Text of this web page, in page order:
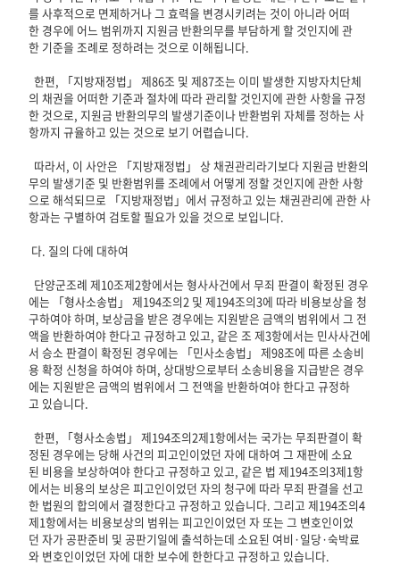
를 사후적으로 면제하거나 그 효력을 변경시키려는 것이 아니라 어떠
한 경우에 어느 범위까지 지원금 반환의무를 부담하게 할 것인지에 관
한 기준을 조례로 정하려는 것으로 이해됩니다.
한편, 「지방재정법」 제86조 및 제87조는 이미 발생한 지방자치단체
의 채권을 어떠한 기준과 절차에 따라 관리할 것인지에 관한 사항을 규정
한 것으로, 지원금 반환의무의 발생기준이나 반환범위 자체를 정하는 사
항까지 규율하고 있는 것으로 보기 어렵습니다.
따라서, 이 사안은 「지방재정법」 상 채권관리라기보다 지원금 반환의
무의 발생기준 및 반환범위를 조례에서 어떻게 정할 것인지에 관한 사항
으로 해석되므로 「지방재정법」에서 규정하고 있는 채권관리에 관한 사
항과는 구별하여 검토할 필요가 있을 것으로 보입니다.
다. 질의 다에 대하여
단양군조례 제10조제2항에서는 형사사건에서 무죄 판결이 확정된 경우
에는 「형사소송법」 제194조의2 및 제194조의3에 따라 비용보상을 청
구하여야 하며, 보상금을 받은 경우에는 지원받은 금액의 범위에서 그 전
액을 반환하여야 한다고 규정하고 있고, 같은 조 제3항에서는 민사사건에
서 승소 판결이 확정된 경우에는 「민사소송법」 제98조에 따른 소송비
용 확정 신청을 하여야 하며, 상대방으로부터 소송비용을 지급받은 경우
에는 지원받은 금액의 범위에서 그 전액을 반환하여야 한다고 규정하
고 있습니다.
한편, 「형사소송법」 제194조의2제1항에서는 국가는 무죄판결이 확
정된 경우에는 당해 사건의 피고인이었던 자에 대하여 그 재판에 소요
된 비용을 보상하여야 한다고 규정하고 있고, 같은 법 제194조의3제1항
에서는 비용의 보상은 피고인이었던 자의 청구에 따라 무죄 판결을 선고
한 법원의 합의에서 결정한다고 규정하고 있습니다. 그리고 제194조의4
제1항에서는 비용보상의 범위는 피고인이었던 자 또는 그 변호인이었
던 자가 공판준비 및 공판기일에 출석하는데 소요된 여비·일당·숙박료
와 변호인이었던 자에 대한 보수에 한한다고 규정하고 있습니다.